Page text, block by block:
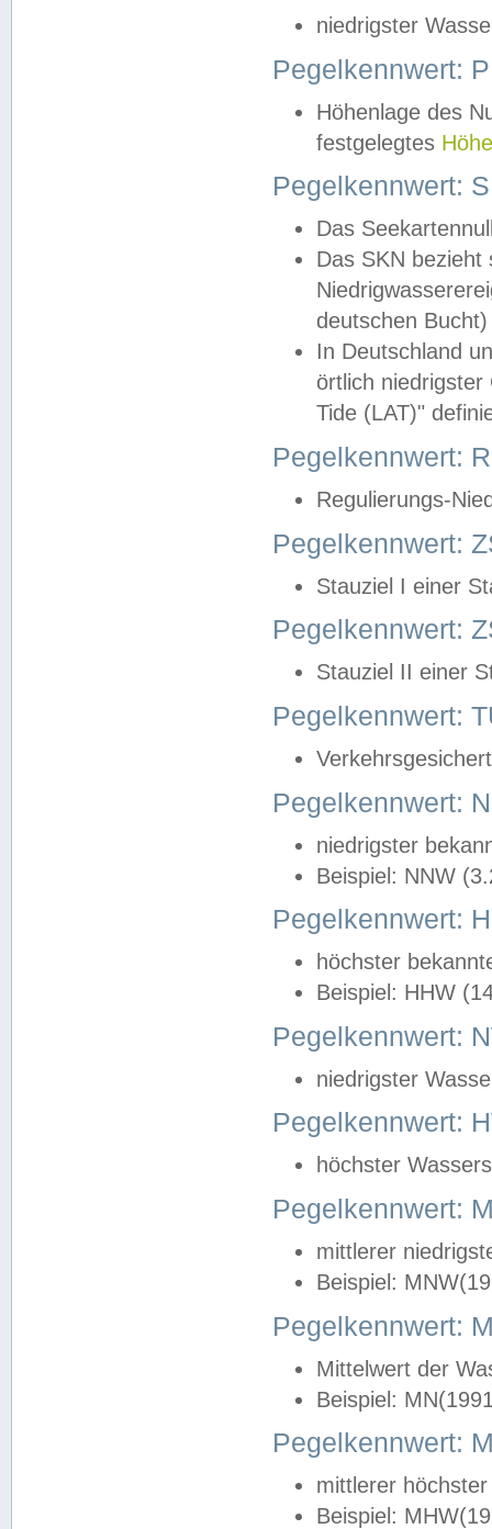
niedrigster
Pegelkennwert:
Höhenlage des
festgelegtes
Pegelkennwert:
Das
Das SKN
deutschen
In Deutschland
örtlich
Tide (LAT)"
Pegelkennwert:
Regulierungs-
Pegelkennwert:
Stauziel I einer
Pegelkennwert:
Stauziel II einer
Pegelkennwert:
Pegelkennwert:
niedrigster
Beispiel: NNW
Pegelkennwert:
höchster
Beispiel: HHW
Pegelkennwert:
niedrigster
Pegelkennwert:
höchster
Pegelkennwert:
mittlerer
Beispiel:
Pegelkennwert:
Mittelwert der
Beispiel:
Pegelkennwert:
mittlerer
Beispiel: